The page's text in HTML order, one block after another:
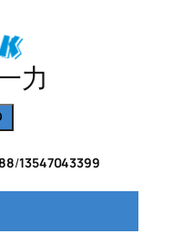
力
/13547043399